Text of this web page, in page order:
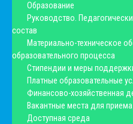
Образование
Руководство.
состав
Материально-техническое
образовательного процесса
Стипендии и меры
Платные образовательные
Финансово-хозяйственная
Вакантные места для
Доступная среда